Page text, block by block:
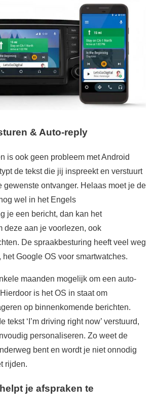
& Auto-reply
is ook geen probleem met Android
de tekst die jij inspreekt en verstuurt
gewenste ontvanger. Helaas moet je de
wel in het Engels
je een bericht, dan kan het
deze aan je voorlezen, ook
De spraakbesturing heeft veel weg
het Google OS voor smartwatches.
maanden mogelijk om een auto-
is het OS in staat om
op binnenkomende berichten.
tekst ‘I’m driving right now’ verstuurd,
personaliseren. Zo weet de
bent en wordt je niet onnodig
rijden.
je afspraken te